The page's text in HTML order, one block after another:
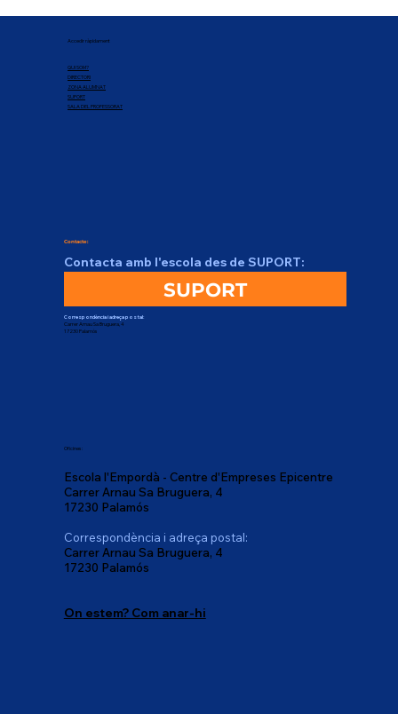
Accedir ràpidament
QUI SOM?
DIRECTORI
ZONA ALUMNAT
SUPORT
SALA DEL PROFESSORAT
Contacte:
Contacta amb l'escola des de SUPORT:
SUPORT
Correspondència i adreça postal:
Carrer Arnau Sa Bruguera, 4
17230 Palamós
Oficines:
Escola l'Empordà - Centre d'Empreses Epicentre
Carrer Arnau Sa Bruguera, 4
17230 Palamós
Correspondència i adreça postal:
Carrer Arnau Sa Bruguera, 4
17230 Palamós
On estem? Com anar-hi